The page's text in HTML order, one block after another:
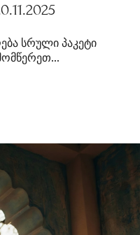
სრული პაკეტი